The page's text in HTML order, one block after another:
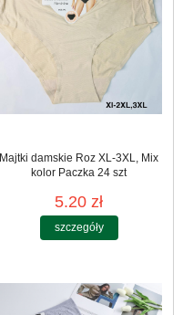
Majtki damskie Roz XL-3XL, Mix
kolor Paczka 24 szt
5.20 zł
szczegóły